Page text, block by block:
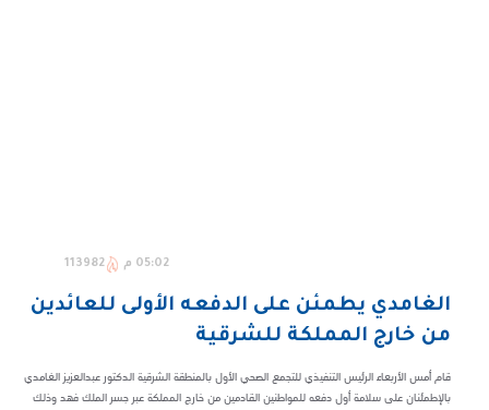
05:02 م 113982
الغامدي يطمئن على الدفعه الأولى للعائدين
من خارج المملكة للشرقية
قام أمس الأربعاء الرئيس التنفيذي للتجمع الصحي الأول بالمنطقة الشرقية الدكتور عبدالعزيز الغامدي
بالإطمئنان على سلامة أول دفعه للمواطنين القادمين من خارج المملكة عبر جسر الملك فهد وذلك